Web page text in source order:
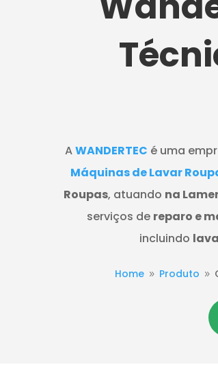
AWANDERTEC é uma
Máquinas de Lavar
Roupas, atuando na
serviços de reparo e
incluindo
Home 9 Produto 9